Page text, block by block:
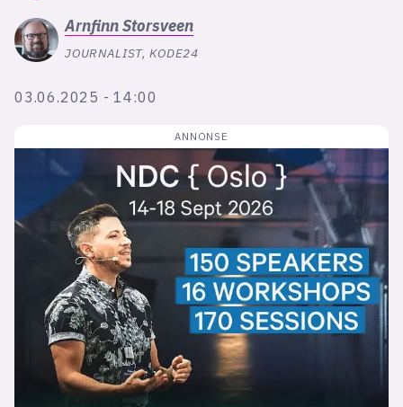
ArnfinnStorsveen
JOURNALIST, KODE24
03.06.2025 - 14:00